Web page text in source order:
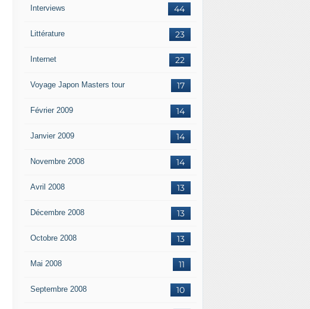
44
Interviews
23
Littérature
22
Internet
17
Voyage Japon Masters tour
14
Février 2009
14
Janvier 2009
14
Novembre 2008
13
Avril 2008
13
Décembre 2008
13
Octobre 2008
11
Mai 2008
10
Septembre 2008